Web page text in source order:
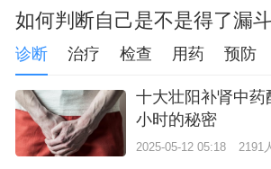
如何判断自己是不是得了漏
诊断 治疗 检查 用药 预防
十大壮阳补肾中
小时的秘密
2025-05-12 05:18 2191